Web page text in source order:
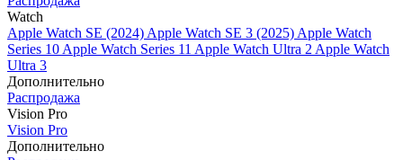
Watch
Apple Watch SE (2024) Apple Watch SE 3 (2025) Apple Watch
Series 10 Apple Watch Series 11 Apple Watch Ultra 2 Apple Watch
Ultra 3
Дополнительно
Распродажа
Vision Pro
Vision Pro
Дополнительно